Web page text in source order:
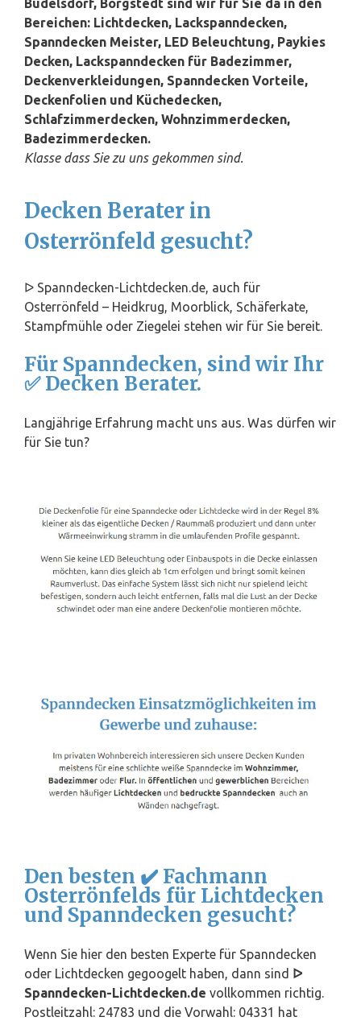
Büdelsdorf, Borgstedt sind wir für Sie da in den
Bereichen: Lichtdecken, Lackspanndecken,
Spanndecken Meister, LED Beleuchtung, Paykies
Decken, Lackspanndecken für Badezimmer,
Deckenverkleidungen, Spanndecken Vorteile,
Deckenfolien und Küchedecken,
Schlafzimmerdecken, Wohnzimmerdecken,
Badezimmerdecken.
Klasse dass Sie zu uns gekommen sind.
Decken Berater in
Osterrönfeld gesucht?
ᐅ Spanndecken-Lichtdecken.de, auch für
Osterrönfeld – Heidkrug, Moorblick, Schäferkate,
Stampfmühle oder Ziegelei stehen wir für Sie bereit.
Für Spanndecken, sind wir Ihr
✅ Decken Berater.
Langjährige Erfahrung macht uns aus. Was dürfen wir
für Sie tun?
Den besten ✔️ Fachmann
Osterrönfelds für Lichtdecken
und Spanndecken gesucht?
Wenn Sie hier den besten Experte für Spanndecken
oder Lichtdecken gegoogelt haben, dann sind ᐅ
Spanndecken-Lichtdecken.de vollkommen richtig.
Postleitzahl: 24783 und die Vorwahl: 04331 hat